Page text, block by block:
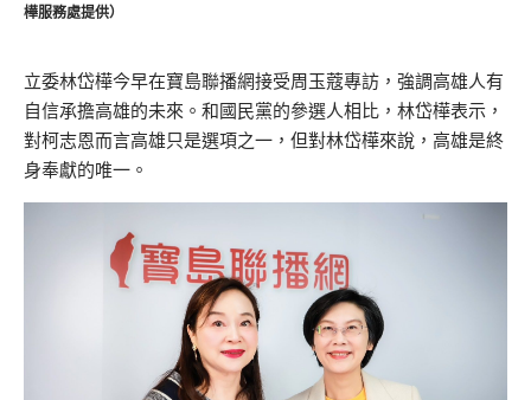
樺服務處提供）
立委林岱樺今早在寶島聯播網接受周玉蔻專訪，強調高雄人有
自信承擔高雄的未來。和國民黨的參選人相比，林岱樺表示，
對柯志恩而言高雄只是選項之一，但對林岱樺來說，高雄是終
身奉獻的唯一。